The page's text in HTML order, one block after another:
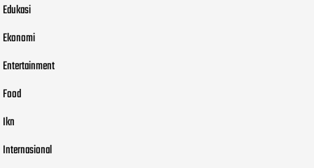
Edukasi
Ekonomi
Entertainment
Food
Ikn
Internasional